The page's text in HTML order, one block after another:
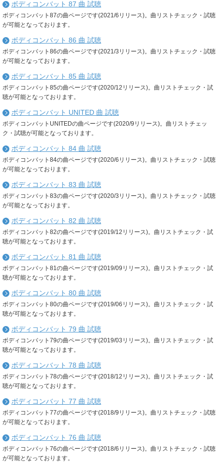
ボディコンバット 87 曲 試聴
ボディコンバット87の曲ページです(2021/6リリース)。曲リストチェック・試聴
が可能となっております。
ボディコンバット 86 曲 試聴
ボディコンバット86の曲ページです(2021/3リリース)。曲リストチェック・試聴
が可能となっております。
ボディコンバット 85 曲 試聴
ボディコンバット85の曲ページです(2020/12リリース)。曲リストチェック・試
聴が可能となっております。
ボディコンバット UNITED 曲 試聴
ボディコンバットUNITEDの曲ページです(2020/9リリース)。曲リストチェッ
ク・試聴が可能となっております。
ボディコンバット 84 曲 試聴
ボディコンバット84の曲ページです(2020/6リリース)。曲リストチェック・試聴
が可能となっております。
ボディコンバット 83 曲 試聴
ボディコンバット83の曲ページです(2020/3リリース)。曲リストチェック・試聴
が可能となっております。
ボディコンバット 82 曲 試聴
ボディコンバット82の曲ページです(2019/12リリース)。曲リストチェック・試
聴が可能となっております。
ボディコンバット 81 曲 試聴
ボディコンバット81の曲ページです(2019/09リリース)。曲リストチェック・試
聴が可能となっております。
ボディコンバット 80 曲 試聴
ボディコンバット80の曲ページです(2019/06リリース)。曲リストチェック・試
聴が可能となっております。
ボディコンバット 79 曲 試聴
ボディコンバット79の曲ページです(2019/03リリース)。曲リストチェック・試
聴が可能となっております。
ボディコンバット 78 曲 試聴
ボディコンバット78の曲ページです(2018/12リリース)。曲リストチェック・試
聴が可能となっております。
ボディコンバット 77 曲 試聴
ボディコンバット77の曲ページです(2018/9リリース)。曲リストチェック・試聴
が可能となっております。
ボディコンバット 76 曲 試聴
ボディコンバット76の曲ページです(2018/6リリース)。曲リストチェック・試聴
が可能となっております。